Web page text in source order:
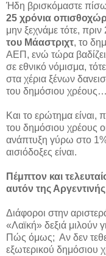
Ήδη βρισκόμαστε
25 χρόνια
μην ξεχνάμε τότε, πριν
του Μάαστριχτ, το
ΑΕΠ, ενώ τώρα
σε εθνικό νόμισμα,
στα χέρια ξένων
του δημόσιου
Και το ερώτημα είναι,
του δημόσιου χρέους
ανάπτυξη γύρω στο 1%
αισιόδοξες είναι.
Πέμπτον και
αυτόν της
Διάφοροι στην
«Λαϊκή» δεξιά μιλούν
Πώς όμως; Αν δεν
εξωτερικού δημόσιου